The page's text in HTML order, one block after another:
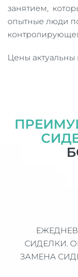
занятием,
опытные люди
Цены актуальны
СИДЕЛКИ.
ЗАМЕНА